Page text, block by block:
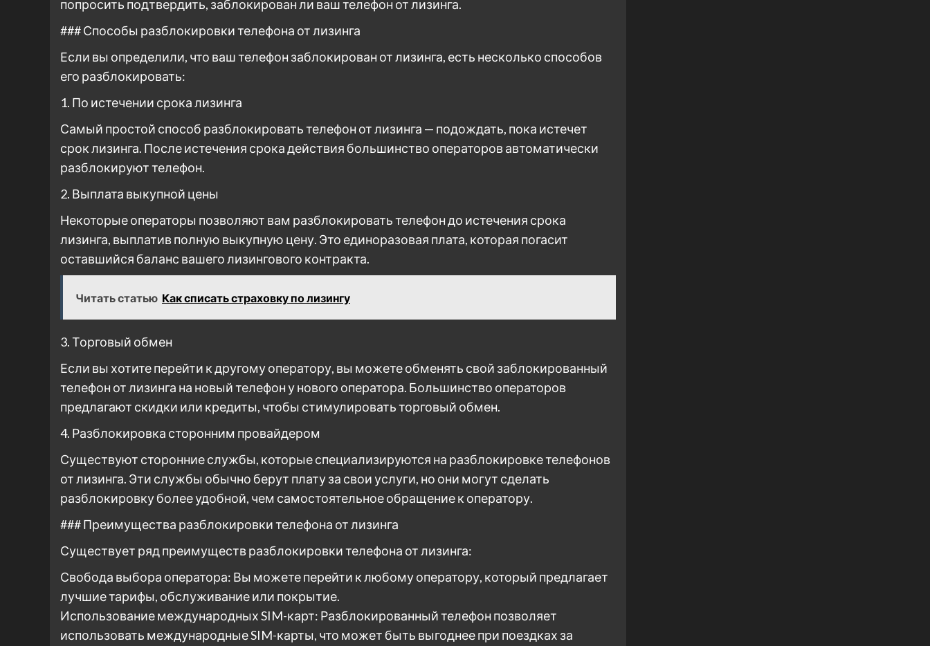
попросить подтвердить, заблокирован ли ваш телефон от лизинга.
### Способы разблокировки телефона от лизинга
Если вы определили, что ваш телефон заблокирован от лизинга, есть несколько способов
его разблокировать:
1. По истечении срока лизинга
Самый простой способ разблокировать телефон от лизинга — подождать, пока истечет
срок лизинга. После истечения срока действия большинство операторов автоматически
разблокируют телефон.
2. Выплата выкупной цены
Некоторые операторы позволяют вам разблокировать телефон до истечения срока
лизинга, выплатив полную выкупную цену. Это единоразовая плата, которая погасит
оставшийся баланс вашего лизингового контракта.
Читать статью Как списать страховку по лизингу
3. Торговый обмен
Если вы хотите перейти к другому оператору, вы можете обменять свой заблокированный
телефон от лизинга на новый телефон у нового оператора. Большинство операторов
предлагают скидки или кредиты, чтобы стимулировать торговый обмен.
4. Разблокировка сторонним провайдером
Существуют сторонние службы, которые специализируются на разблокировке телефонов
от лизинга. Эти службы обычно берут плату за свои услуги, но они могут сделать
разблокировку более удобной, чем самостоятельное обращение к оператору.
### Преимущества разблокировки телефона от лизинга
Существует ряд преимуществ разблокировки телефона от лизинга:
Свобода выбора оператора: Вы можете перейти к любому оператору, который предлагает
лучшие тарифы, обслуживание или покрытие.
Использование международных SIM-карт: Разблокированный телефон позволяет
использовать международные SIM-карты, что может быть выгоднее при поездках за